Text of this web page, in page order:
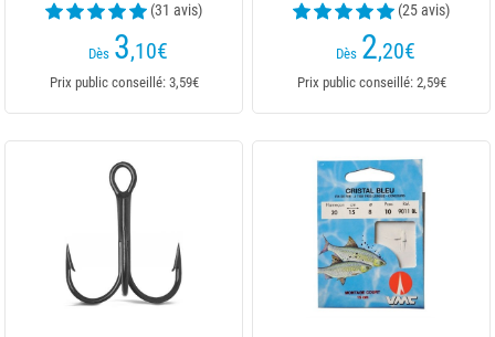
(31 avis)
Dès 3,10€
Prix public conseillé: 3,59€
(25 avis)
Dès 2,20€
Prix public conseillé: 2,59€